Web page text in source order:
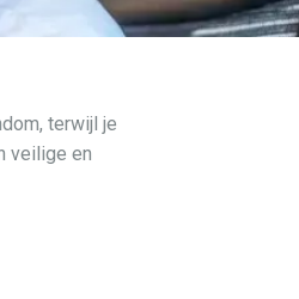
terwijl je
veilige en